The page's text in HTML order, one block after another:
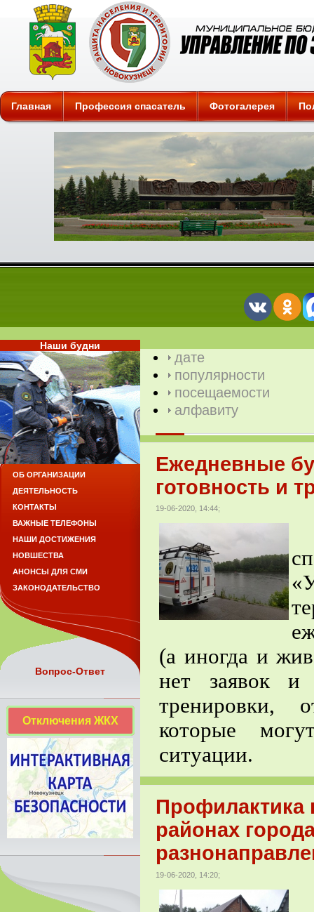
Защита
Главная Профессия спасатель Фотогалерея
дате
популярности
посещаемости
алфавиту
Ежедневные
готовность и
19-06-2020, 14:44;
(а иногда и
нет заявок и
тренировки,
которые
ситуации.
Профилактика
районах
19-06-2020, 14:20;
Наши будни
ОБ ОРГАНИЗАЦИИ
ДЕЯТЕЛЬНОСТЬ
КОНТАКТЫ
ВАЖНЫЕ ТЕЛЕФОНЫ
НАШИ ДОСТИЖЕНИЯ
НОВШЕСТВА
АНОНСЫ ДЛЯ СМИ
ЗАКОНОДАТЕЛЬСТВО
Вопрос-Ответ
Отключения ЖКХ